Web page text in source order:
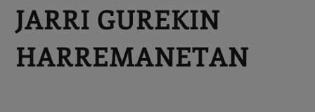
JARRI GUREKIN
HARREMANETAN